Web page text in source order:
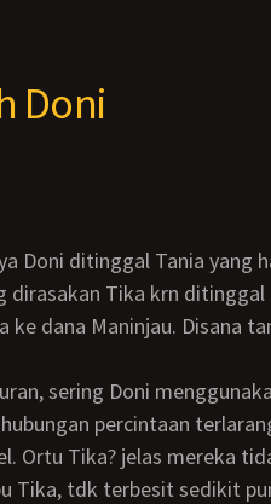
Doni
dirasakan Tika krn ditinggal
dana Maninjau. Disana
percintaan
Ortu Tika? jelas mereka
Tika, tdk terbesit sedikit